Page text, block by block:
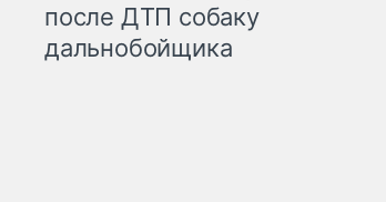
после ДТП собаку
дальнобойщика